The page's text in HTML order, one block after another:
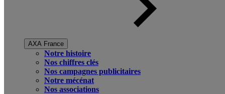
AXA France
Notre histoire
Nos chiffres clés
Nos campagnes publicitaires
Notre mécénat
Nos associations